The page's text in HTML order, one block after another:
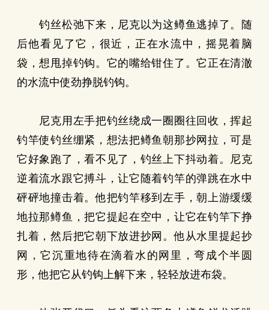
钓丝松弛下来，尼克以为这鳟鱼逃掉了。随
后他看见了它，很近，正在水流中，摇晃着脑
袋，想甩掉钓钩。它的嘴给钳住了。它正在清澈
的水流中使劲挣脱钓钩。
尼克用左手把钓丝绕成一圈圈往回收，挥起
钓竿使钓丝绷紧，想法把鳟鱼朝那抄网拉，可是
它好象跑了，看不见了，钓丝上下抖动着。尼克
逆着流水跟它搏斗，让它随着钓竿的弹跳在水中
砰砰地撞击着。他把钓竿移到左手，朝上游缓缓
地拉那鳟鱼，把它提起在空中，让它在钓竿下挣
扎着，然后把它朝下放进抄网。他从水里提起抄
网，它沉重地待在滴着水的网里，弯成个半圆
形，他把它从钓钩上解下来，轻轻放进布袋。